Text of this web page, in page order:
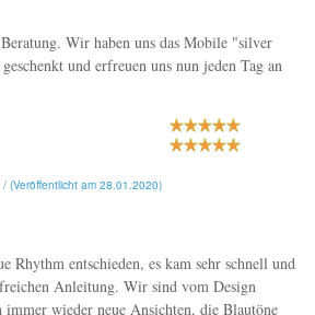
Wir haben uns das Mobile "silver
und erfreuen uns nun jeden Tag an
(Veröffentlicht am 28.01.2020)
Rhythm entschieden, es kam sehr schnell und
Anleitung. Wir sind vom Design
immer wieder neue Ansichten, die Blautöne